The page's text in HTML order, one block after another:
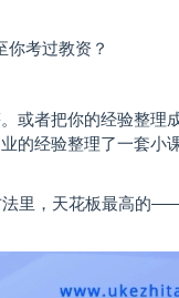
你考过教资？
或者把你的经验整理
的经验整理了一套小
里，天花板最高的